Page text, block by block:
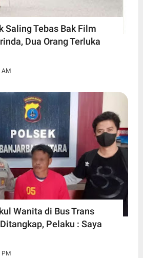
Saling Tebas Bak Film
Dua Orang Terluka
Wanita di Bus Trans
Pelaku : Saya